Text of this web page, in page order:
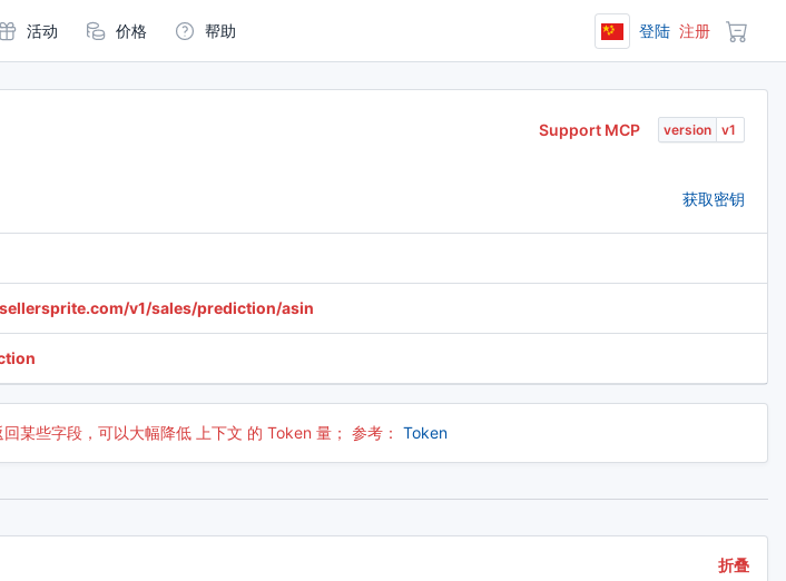
登陆 注册
活动 价格 帮助
Support MCP version
获取密钥
v1/sales/prediction/asin
某些字段，可以大幅降低 上下文 的 Token 量； 参考： Token
折叠